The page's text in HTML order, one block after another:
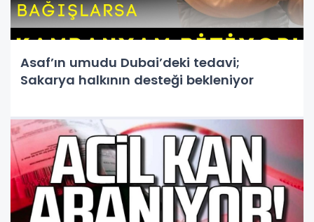
Asaf’ın umudu Dubai’deki tedavi;
Sakarya halkının desteği bekleniyor